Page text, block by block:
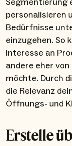
Segmentierung
personalisieren
Bedürfnisse
einzugehen. So
Interesse an
andere eher
möchte. Durch
die Relevanz
Öffnungs- und
Erstelle